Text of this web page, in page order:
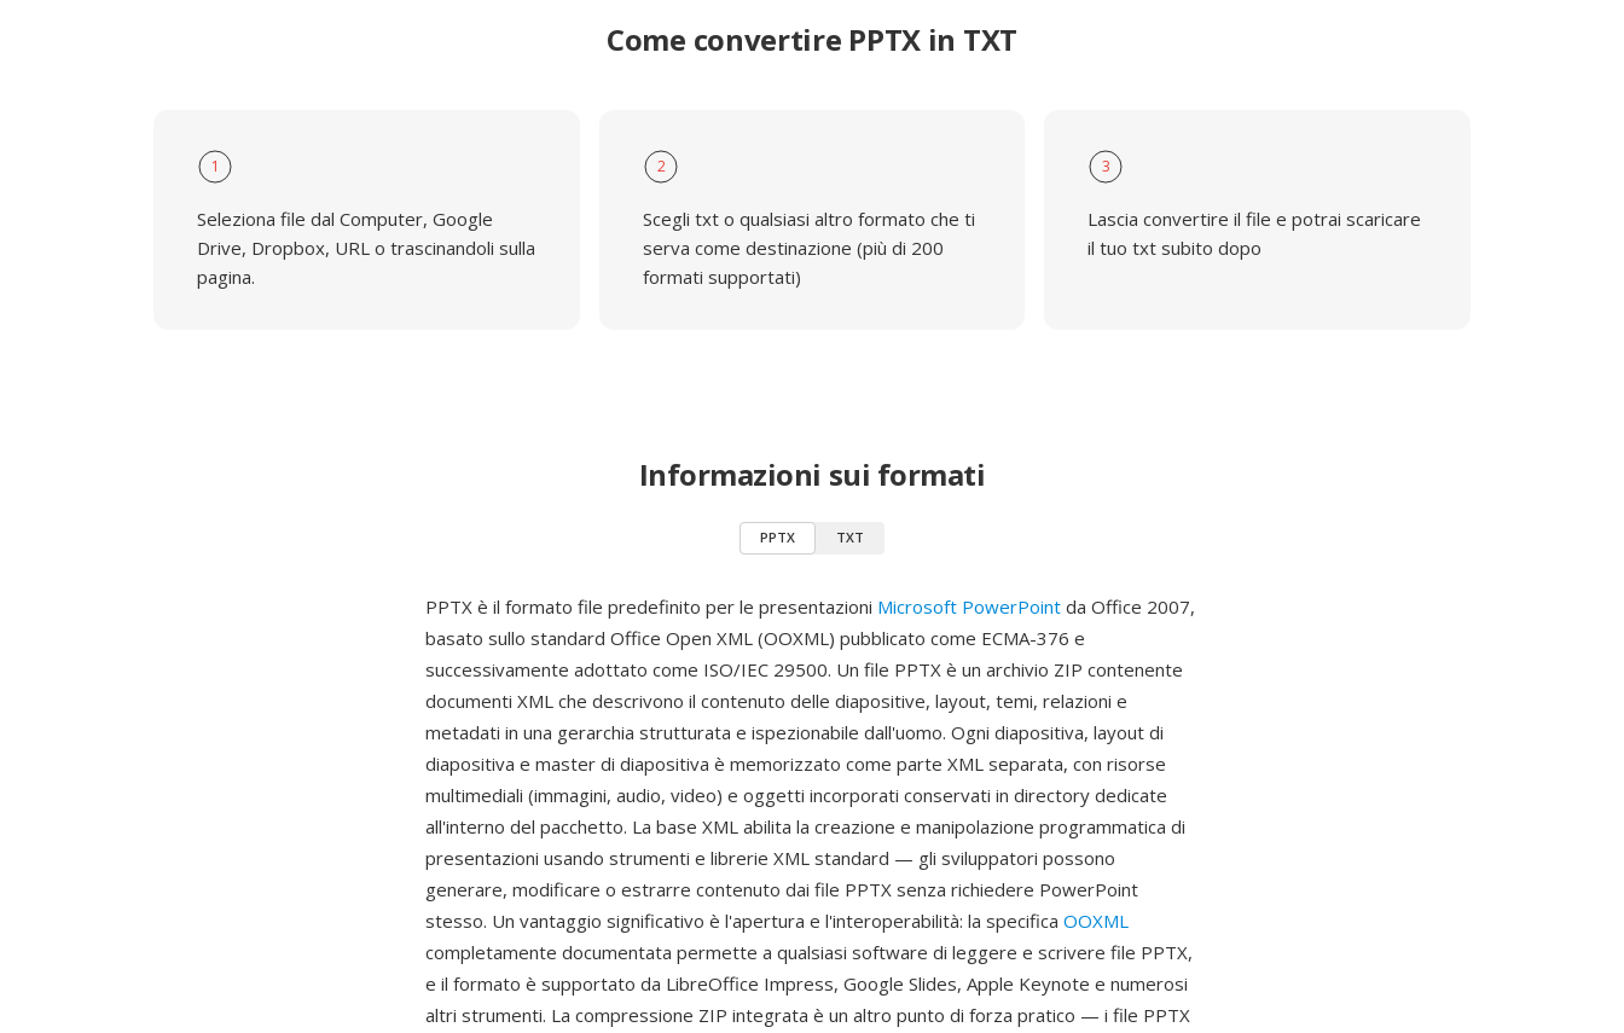
Come convertire PPTX in TXT
1
Seleziona file dal Computer, Google
Drive, Dropbox, URL o trascinandoli sulla
pagina.
2
Scegli txt o qualsiasi altro formato che ti
serva come destinazione (più di 200
formati supportati)
3
Lascia convertire il file e potrai scaricare
il tuo txt subito dopo
Informazioni sui formati
PPTX TXT
PPTX è il formato file predefinito per le presentazioni Microsoft PowerPoint da Office 2007,
basato sullo standard Office Open XML (OOXML) pubblicato come ECMA-376 e
successivamente adottato come ISO/IEC 29500. Un file PPTX è un archivio ZIP contenente
documenti XML che descrivono il contenuto delle diapositive, layout, temi, relazioni e
metadati in una gerarchia strutturata e ispezionabile dall'uomo. Ogni diapositiva, layout di
diapositiva e master di diapositiva è memorizzato come parte XML separata, con risorse
multimediali (immagini, audio, video) e oggetti incorporati conservati in directory dedicate
all'interno del pacchetto. La base XML abilita la creazione e manipolazione programmatica di
presentazioni usando strumenti e librerie XML standard — gli sviluppatori possono
generare, modificare o estrarre contenuto dai file PPTX senza richiedere PowerPoint
stesso. Un vantaggio significativo è l'apertura e l'interoperabilità: la specifica OOXML
completamente documentata permette a qualsiasi software di leggere e scrivere file PPTX,
e il formato è supportato da LibreOffice Impress, Google Slides, Apple Keynote e numerosi
altri strumenti. La compressione ZIP integrata è un altro punto di forza pratico — i file PPTX